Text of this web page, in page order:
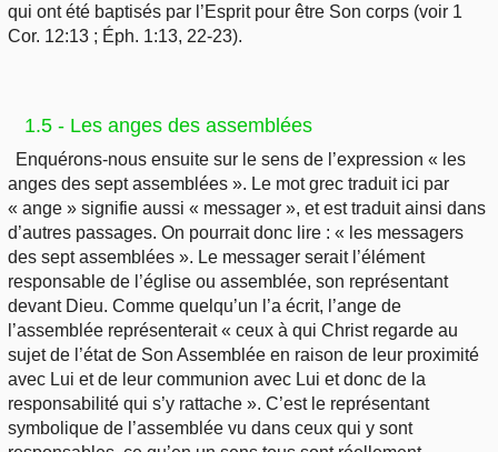
qui ont été baptisés par l’Esprit pour être Son corps (voir 1
Cor. 12:13 ; Éph. 1:13, 22-23).
1.5 - Les anges des assemblées
Enquérons-nous ensuite sur le sens de l’expression « les
anges des sept assemblées ». Le mot grec traduit ici par
« ange » signifie aussi « messager », et est traduit ainsi dans
d’autres passages. On pourrait donc lire : « les messagers
des sept assemblées ». Le messager serait l’élément
responsable de l’église ou assemblée, son représentant
devant Dieu. Comme quelqu’un l’a écrit, l’ange de
l’assemblée représenterait « ceux à qui Christ regarde au
sujet de l’état de Son Assemblée en raison de leur proximité
avec Lui et de leur communion avec Lui et donc de la
responsabilité qui s’y rattache ». C’est le représentant
symbolique de l’assemblée vu dans ceux qui y sont